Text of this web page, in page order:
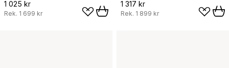
1 025 kr
Rek. 1 699 kr
1 317 kr
Rek. 1 899 kr